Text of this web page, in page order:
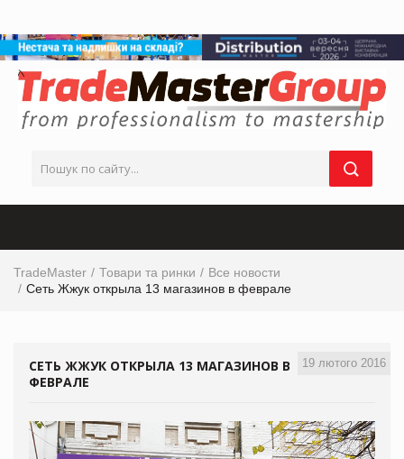
TradeMaster Товари та ринки
Все новости
Сеть Жжук открыла 13 магазинов в феврале
19 лютого 2016
СЕТЬ ЖЖУК ОТКРЫЛА 13 МАГАЗИНОВ В
ФЕВРАЛЕ